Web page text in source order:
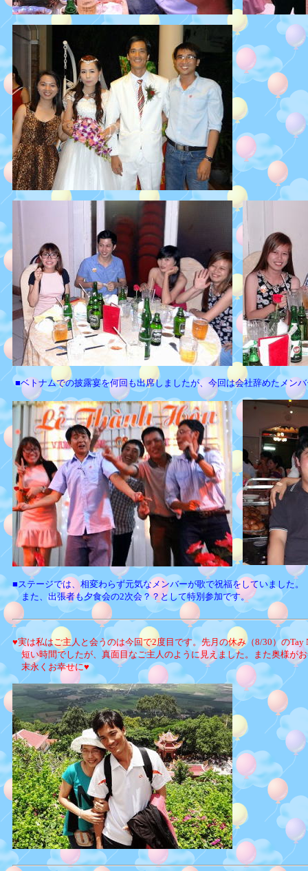
■ベトナムでの披露宴を何回も出席しましたが、今回は会社辞めたメン
■ステージでは、相変わらず元気なメンバーが歌で祝福をしていました。
また、出張者も夕食会の2次会？？として特別参加です。
♥実は私はご主人と会うのは今回で2度目です。先月の休み（8/30）の
短い時間でしたが、真面目なご主人のように見えました。また奥様が
末永くお幸せに♥